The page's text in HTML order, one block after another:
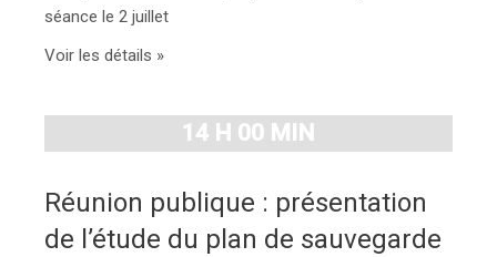
séance le 2 juillet
Voir les détails »
14 H 00 MIN
Réunion publique : présentation
de l’étude du plan de sauvegarde